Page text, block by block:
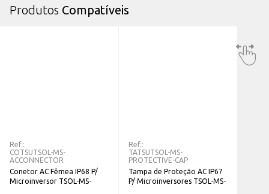
Produtos Compatíveis
Ref.:
COTSUTSOL-MS-
ACCONNECTOR
Conetor AC Fêmea IP68 P/
Microinversor TSOL-MS-
Ref.:
TATSUTSOL-MS-
PROTECTIVE-CAP
Tampa de Proteção AC IP67
P/ Microinversores TSOL-MS-